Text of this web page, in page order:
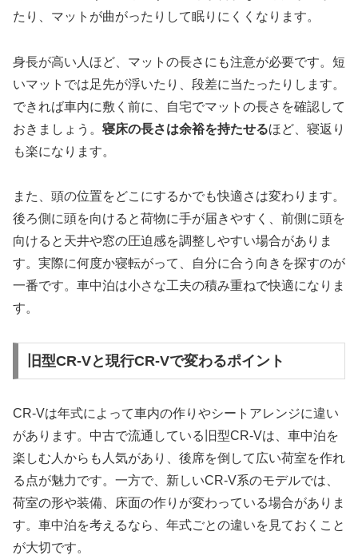
たり、マットが曲がったりして眠りにくくなります。
身長が高い人ほど、マットの長さにも注意が必要です。短
いマットでは足先が浮いたり、段差に当たったりします。
できれば車内に敷く前に、自宅でマットの長さを確認して
おきましょう。 寝床の長さは余裕を持たせるほど、寝返り
も楽になります。
また、頭の位置をどこにするかでも快適さは変わります。
後ろ側に頭を向けると荷物に手が届きやすく、前側に頭を
向けると天井や窓の圧迫感を調整しやすい場合がありま
す。実際に何度か寝転がって、自分に合う向きを探すのが
一番です。車中泊は小さな工夫の積み重ねで快適になりま
す。
旧型CR-Vと現行CR-Vで変わるポイント
CR-Vは年式によって車内の作りやシートアレンジに違い
があります。中古で流通している旧型CR-Vは、車中泊を
楽しむ人からも人気があり、後席を倒して広い荷室を作れ
る点が魅力です。一方で、新しいCR-V系のモデルでは、
荷室の形や装備、床面の作りが変わっている場合がありま
す。車中泊を考えるなら、年式ごとの違いを見ておくこと
が大切です。